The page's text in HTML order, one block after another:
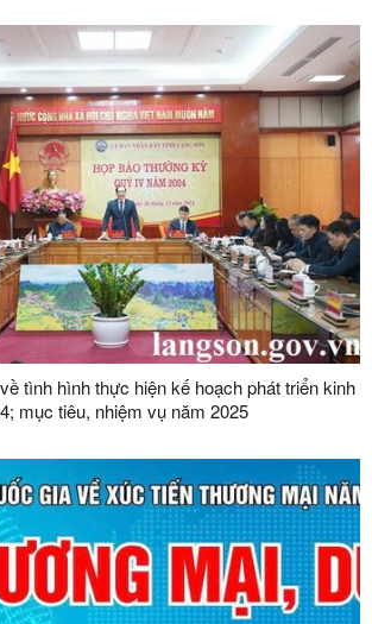
tình hình thực hiện kế hoạch phát triển kinh
mục tiêu, nhiệm vụ năm 2025